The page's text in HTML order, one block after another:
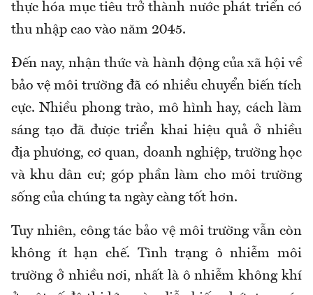
thực hóa mục tiêu trở thành nước phát triển có
thu nhập cao vào năm 2045.
Đến nay, nhận thức và hành động của xã hội về
bảo vệ môi trường đã có nhiều chuyển biến tích
cực. Nhiều phong trào, mô hình hay, cách làm
sáng tạo đã được triển khai hiệu quả ở nhiều
địa phương, cơ quan, doanh nghiệp, trường học
và khu dân cư; góp phần làm cho môi trường
sống của chúng ta ngày càng tốt hơn.
Tuy nhiên, công tác bảo vệ môi trường vẫn còn
không ít hạn chế. Tình trạng ô nhiễm môi
trường ở nhiều nơi, nhất là ô nhiễm không khí